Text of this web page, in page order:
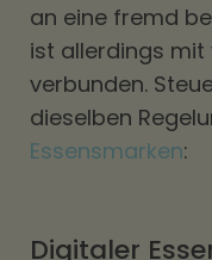
an eine fremd
ist allerdings
verbunden.
dieselben
Essensmarken:
Digitaler